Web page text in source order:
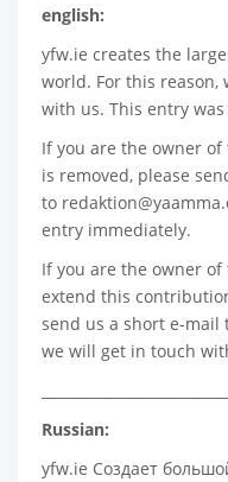
english:
yfw.ie creates the
world. For this reason,
with us. This entry
If you are the owner
is removed, please
to
entry immediately.
If you are the owner
extend this
send us a short e-mail
we will get in touch
Russian:
yfw.ie Создает